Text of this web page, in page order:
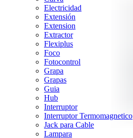
Electricidad
Extensión
Extension
Extractor
Flexiplus
Foco
Fotocontrol
Grapa
Grapas
Guia
Hub
Interruptor
Interruptor Termomagnetico
Jack para Cable
Lampara